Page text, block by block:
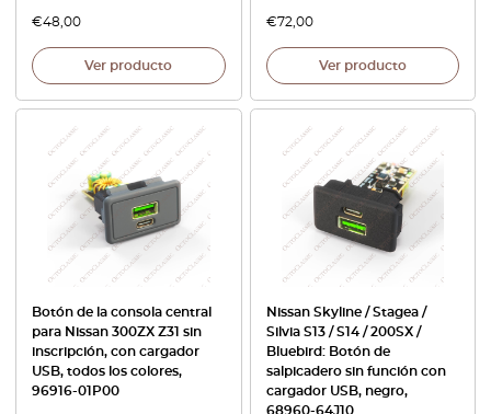
€48,00
Ver producto
€72,00
Ver producto
Botón de la consola central
para Nissan 300ZX Z31 sin
inscripción, con cargador
USB, todos los colores,
96916-01P00
Nissan Skyline / Stagea /
Silvia S13 / S14 / 200SX /
Bluebird: Botón de
salpicadero sin función con
cargador USB, negro,
68960-64J10